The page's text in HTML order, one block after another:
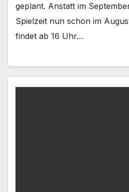
geplant. Anstatt im
Spielzeit nun schon im
findet ab 16 Uhr…